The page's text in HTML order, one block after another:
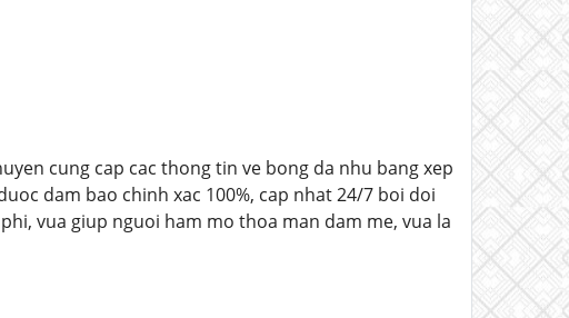
cung cap cac thong tin ve bong da nhu bang xep
dam bao chinh xac 100%, cap nhat 24/7 boi doi
vua giup nguoi ham mo thoa man dam me, vua la